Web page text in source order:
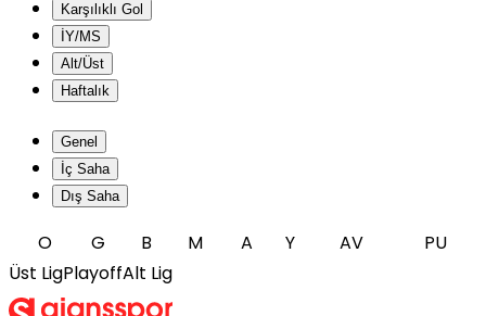
Karşılıklı Gol
İY/MS
Alt/Üst
Haftalık
Genel
İç Saha
Dış Saha
O G B M A Y AV
PU
Üst LigPlayoffAlt Lig